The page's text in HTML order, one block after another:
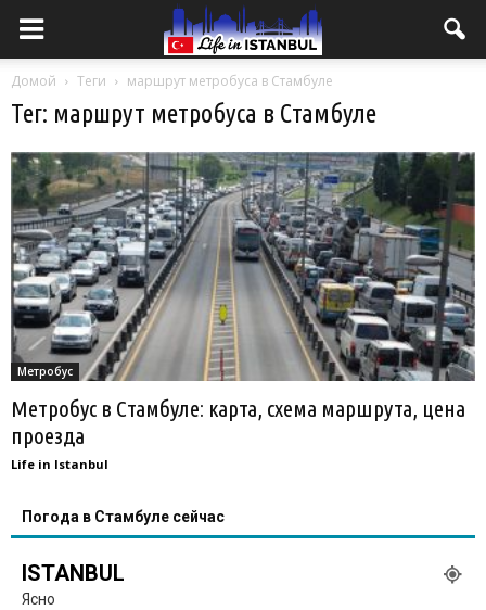
Домой Теги маршрут метробуса в Стамбуле
Тег: маршрут метробуса в Стамбуле
Метробус
Метробус в Стамбуле: карта, схема маршрута, цена
проезда
Life in Istanbul
Погода в Стамбуле сейчас
ISTANBUL
Ясно